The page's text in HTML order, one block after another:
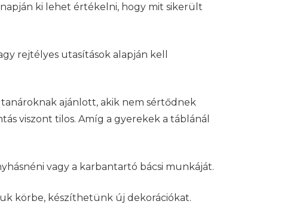
ki lehet értékelni, hogy mit sikerült
rejtélyes utasítások alapján kell
ajánlott, akik nem sértődnek
viszont tilos. Amíg a gyerekek a táblánál
vagy a karbantartó bácsi munkáját.
körbe, készíthetünk új dekorációkat.